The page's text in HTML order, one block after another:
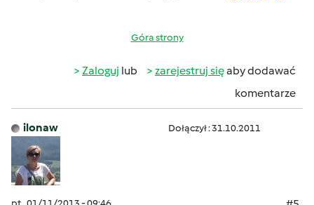
Góra strony
Zaloguj lub zarejestruj sięaby dodawać
komentarze
ilonaw Dołączył : 31.10.2011